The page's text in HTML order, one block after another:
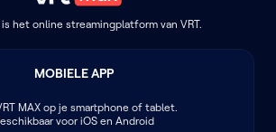
is het online streamingplatform van VRT.
MOBIELE APP
MAXop je smartphone of tablet.
voor iOS en Android